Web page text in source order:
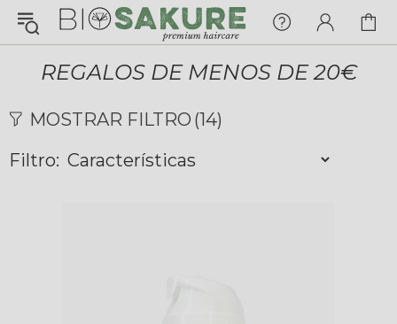
¡Konnichiwa!
¿En qué puedo ayudarte hoy?
Chat with us
FAQs View All
REGALOS DE MENOS DE 20€
MOSTRAR FILTRO (14)
Filtro: